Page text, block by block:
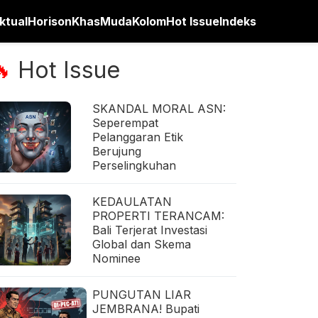
HorisonKhasMudaKolomHot IssueIndeks
Hot Issue
SKANDAL MORAL ASN:
Seperempat
Pelanggaran Etik
Berujung
Perselingkuhan
KEDAULATAN
PROPERTI TERANCAM:
Bali Terjerat Investasi
Global dan Skema
Nominee
PUNGUTAN LIAR
JEMBRANA! Bupati